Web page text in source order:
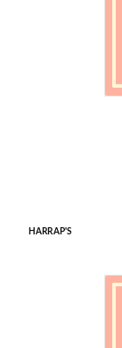
HARRAP'S